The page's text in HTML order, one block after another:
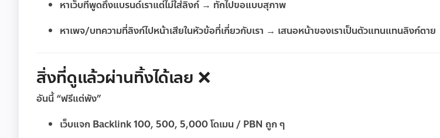
หาเว็บที่พูดถึงแบรนด์เราแต่ไม่ใส่ลิงก์ → ทักไปขอแบบสุภาพ
หาเพจ/บทความที่ลิงก์ไปหน้าเสียในหัวข้อที่เกี่ยวกับเรา → เสนอหน้าของเราเป็นตัวแทนแทนลิงก์ตาย
สิ่งที่ดูแล้วผ่านทิ้งได้เลย ❌
อันนี้ “ฟรีแต่พัง”
เว็บแจก Backlink 100, 500, 5,000 โดเมน / PBN ถูก ๆ